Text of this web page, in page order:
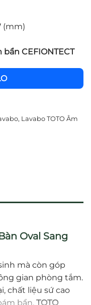
(mm)
CEFIONTECT
, Lavabo TOTO Âm
Oval Sang
mà còn góp
gian phòng tắm.
chất liệu sứ cao
bẩn, TOTO